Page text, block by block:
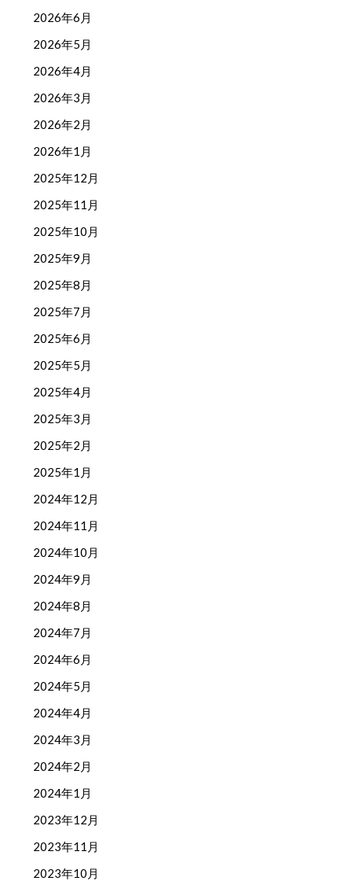
2026年6月
2026年5月
2026年4月
2026年3月
2026年2月
2026年1月
2025年12月
2025年11月
2025年10月
2025年9月
2025年8月
2025年7月
2025年6月
2025年5月
2025年4月
2025年3月
2025年2月
2025年1月
2024年12月
2024年11月
2024年10月
2024年9月
2024年8月
2024年7月
2024年6月
2024年5月
2024年4月
2024年3月
2024年2月
2024年1月
2023年12月
2023年11月
2023年10月